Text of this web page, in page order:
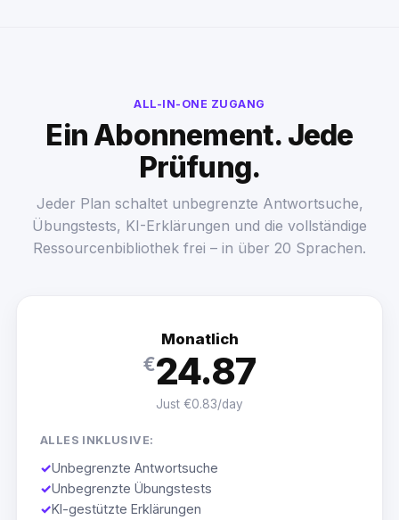
ALL-IN-ONE ZUGANG
Ein Abonnement. Jede
Prüfung.
Jeder Plan schaltet unbegrenzte Antwortsuche,
Übungstests, KI-Erklärungen und die vollständige
Ressourcenbibliothek frei – in über 20 Sprachen.
Monatlich
€24.87
Just €0.83/day
ALLES INKLUSIVE:
✓Unbegrenzte Antwortsuche
✓Unbegrenzte Übungstests
✓KI-gestützte Erklärungen